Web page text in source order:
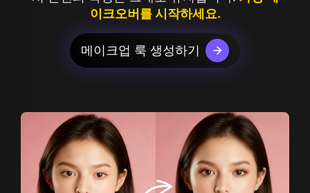
이크오버를 시작하세요.
메이크업 룩 생성하기